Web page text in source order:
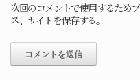
次回のコメントで使用するため
ス、サイトを保存する。